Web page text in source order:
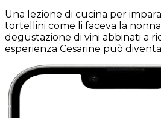
Una lezione di cucina per
tortellini come li faceva la
degustazione di vini abbinati a
esperienza Cesarine può